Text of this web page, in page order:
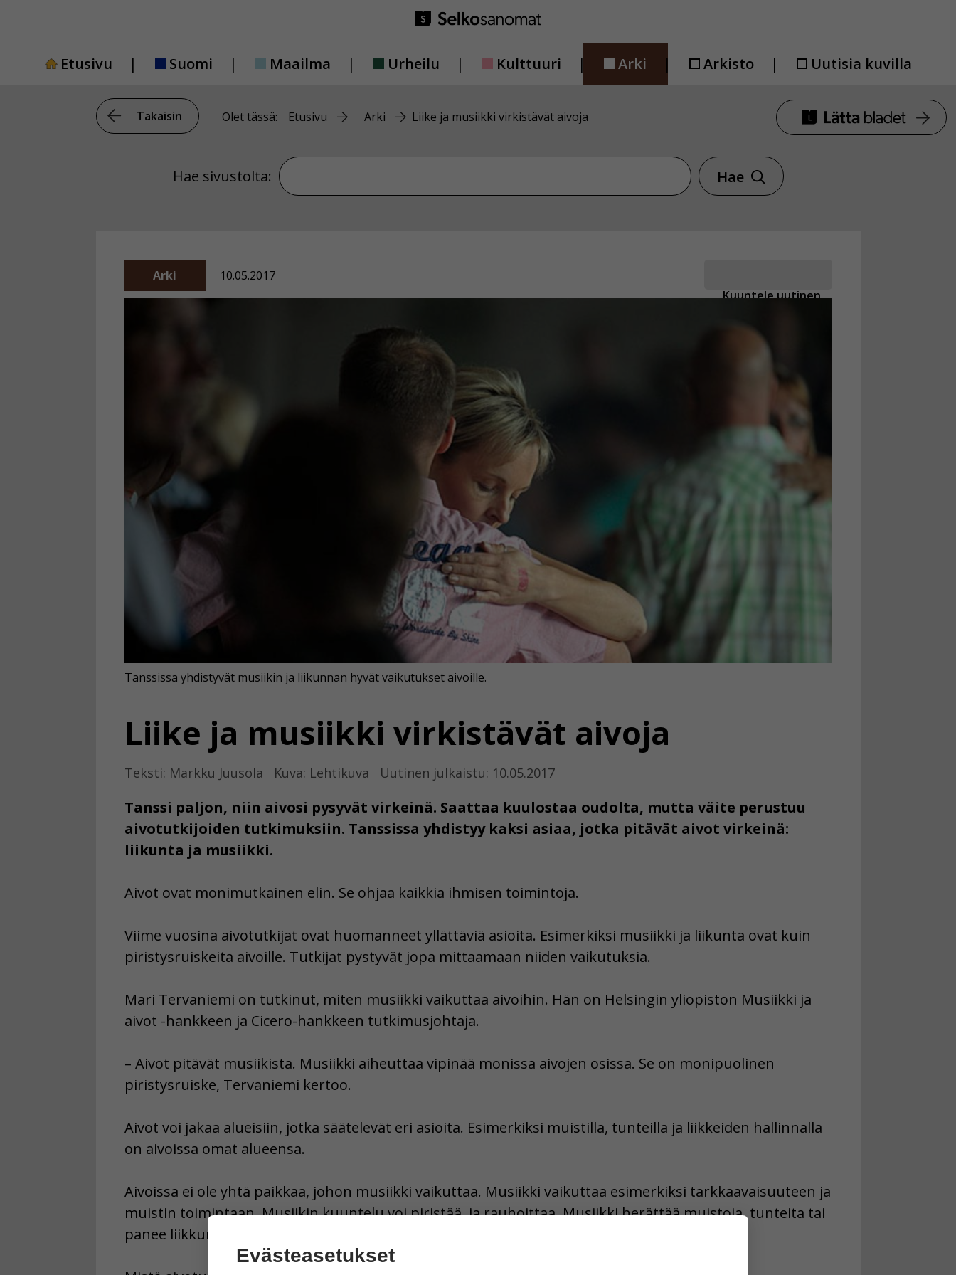
Etusivu
Suomi Maailma Urheilu Kulttuuri Arki Arkisto Uutisia kuvilla
Takaisin Olet tässä: Etusivu Arki Liike ja musiikki virkistävät aivoja
Hae sivustolta: Hae sivustolta
Hae
Kuuntele uutinen
Arki 10.05.2017
Liike ja musiikki virkistävät aivoja
Teksti: Markku Juusola Kuva: Lehtikuva Uutinen julkaistu: 10.05.2017
Tanssi paljon, niin aivosi pysyvät virkeinä. Saattaa kuulostaa oudolta, mutta väite perustuu
aivotutkijoiden tutkimuksiin. Tanssissa yhdistyy kaksi asiaa, jotka pitävät aivot virkeinä:
liikunta ja musiikki.
Tanssissa yhdistyvät musiikin ja liikunnan hyvät vaikutukset aivoille.
Aivot ovat monimutkainen elin. Se ohjaa kaikkia ihmisen toimintoja.
Viime vuosina aivotutkijat ovat huomanneet yllättäviä asioita. Esimerkiksi musiikki ja liikunta ovat kuin
piristysruiskeita aivoille. Tutkijat pystyvät jopa mittaamaan niiden vaikutuksia.
Mari Tervaniemi on tutkinut, miten musiikki vaikuttaa aivoihin. Hän on Helsingin yliopiston Musiikki ja
aivot -hankkeen ja Cicero-hankkeen tutkimusjohtaja.
– Aivot pitävät musiikista. Musiikki aiheuttaa vipinää monissa aivojen osissa. Se on monipuolinen
piristysruiske, Tervaniemi kertoo.
Aivot voi jakaa alueisiin, jotka säätelevät eri asioita. Esimerkiksi muistilla, tunteilla ja liikkeiden hallinnalla
on aivoissa omat alueensa.
Aivoissa ei ole yhtä paikkaa, johon musiikki vaikuttaa. Musiikki vaikuttaa esimerkiksi tarkkaavaisuuteen ja
muistin toimintaan. Musiikin kuuntelu voi piristää ja rauhoittaa. Musiikki herättää muistoja, tunteita tai
panee liikkumaan. Kaikilla on oma paikkansa aivoissa.
Evästeasetukset